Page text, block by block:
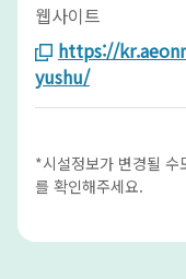
웹사이트
https://
yushu/
*시설정보가 변경될 수
를 확인해주세요.